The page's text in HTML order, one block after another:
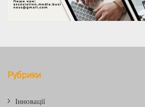
Рубрики
Інновації